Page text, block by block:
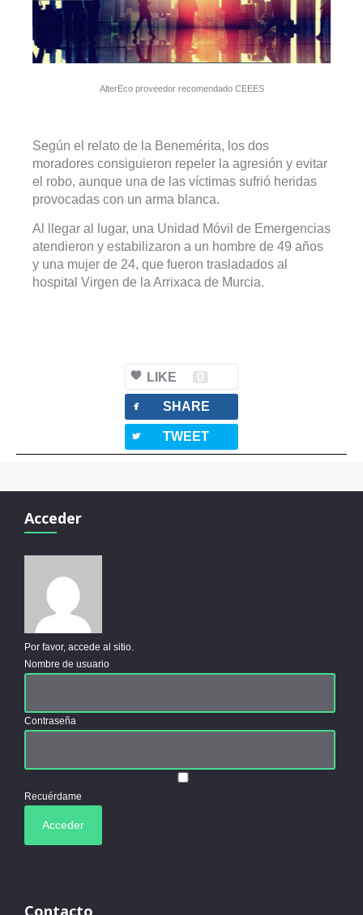
AlterEco proveedor recomendado CEEES
Según el relato de la Benemérita, los dos
moradores consiguieron repeler la agresión y evitar
el robo, aunque una de las víctimas sufrió heridas
provocadas con un arma blanca.
Al llegar al lugar, una Unidad Móvil de Emergencias
atendieron y estabilizaron a un hombre de 49 años
y una mujer de 24, que fueron trasladados al
hospital Virgen de la Arrixaca de Murcia.
LIKE 0
facebook SHARE
twitterbird TWEET
Acceder
Por favor, accede al sitio.
Nombre de usuario
Contraseña
Recuérdame
Contacto